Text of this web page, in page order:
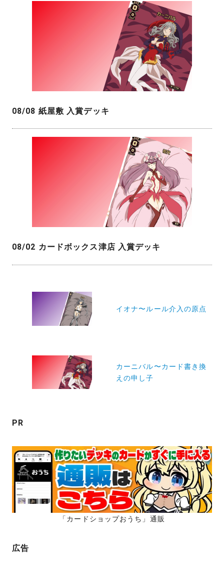
08/08 紙屋敷 入賞デッキ
08/02 カードボックス津店 入賞デッキ
ン
イオナ〜ルール介入の原点
カーニバル〜カード書き換
えの申し子
PR
「カードショップおうち」通販
広告